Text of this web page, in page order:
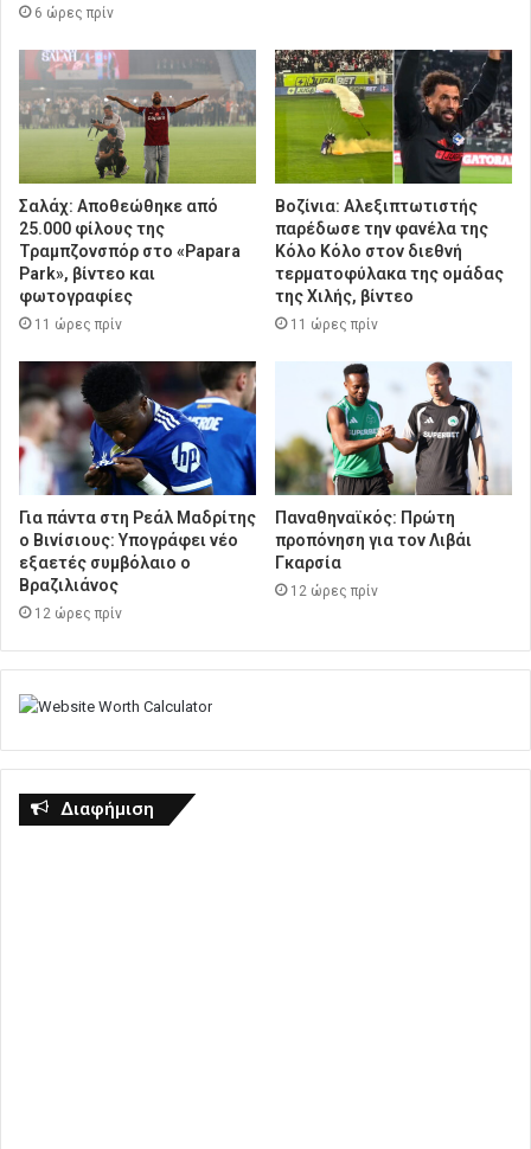
6 ώρες πρίν
Σαλάχ: Αποθεώθηκε από
25.000 φίλους της
Τραμπζονσπόρ στο «Papara
Park», βίντεο και
φωτογραφίες
11 ώρες πρίν
Βοζίνια: Αλεξιπτωτιστής
παρέδωσε την φανέλα της
Κόλο Κόλο στον διεθνή
τερματοφύλακα της ομάδας
της Χιλής, βίντεο
11 ώρες πρίν
Για πάντα στη Ρεάλ Μαδρίτης
ο Βινίσιους: Υπογράφει νέο
εξαετές συμβόλαιο ο
Βραζιλιάνος
12 ώρες πρίν
Παναθηναϊκός: Πρώτη
προπόνηση για τον Λιβάι
Γκαρσία
12 ώρες πρίν
Διαφήμιση